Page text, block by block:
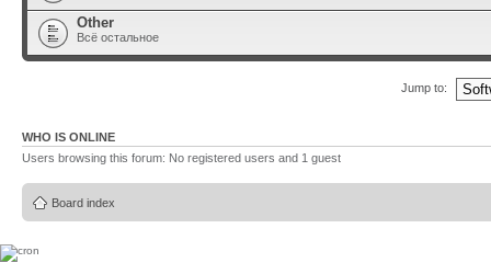
Other
Всё остальное
Jump to:
WHO IS ONLINE
Users browsing this forum: No registered users and 1 guest
Board index